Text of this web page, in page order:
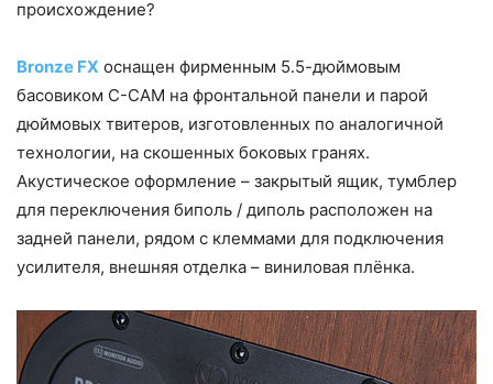
происхождение?
Bronze FX оснащен фирменным 5.5-дюймовым
басовиком C-CAM на фронтальной панели и парой
дюймовых твитеров, изготовленных по аналогичной
технологии, на скошенных боковых гранях.
Акустическое оформление – закрытый ящик, тумблер
для переключения биполь / диполь расположен на
задней панели, рядом с клеммами для подключения
усилителя, внешняя отделка – виниловая плёнка.